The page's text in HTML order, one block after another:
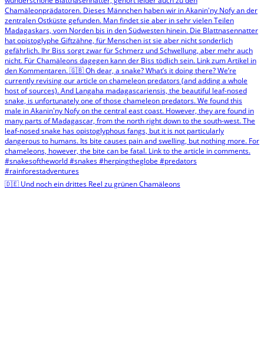
🇩🇪 Und noch ein drittes Reel zu grünen Chamäleons